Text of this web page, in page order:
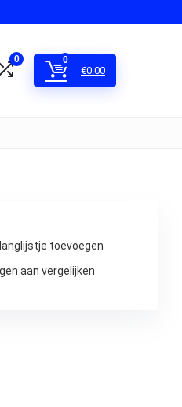
0 0
€0.00
toevoegen
aan vergelijken